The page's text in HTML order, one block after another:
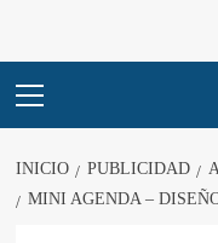
principal
INICIO PUBLICIDAD
MINI AGENDA –